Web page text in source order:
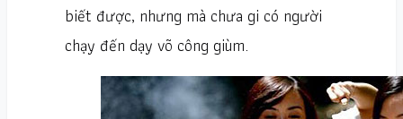
biết được, nhưng mà chưa gi có người
chạy đến dạy võ công giùm.